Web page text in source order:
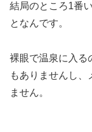
結局のところ1番
となんです。
裸眼で温泉に入る
もありませんし、
ません。